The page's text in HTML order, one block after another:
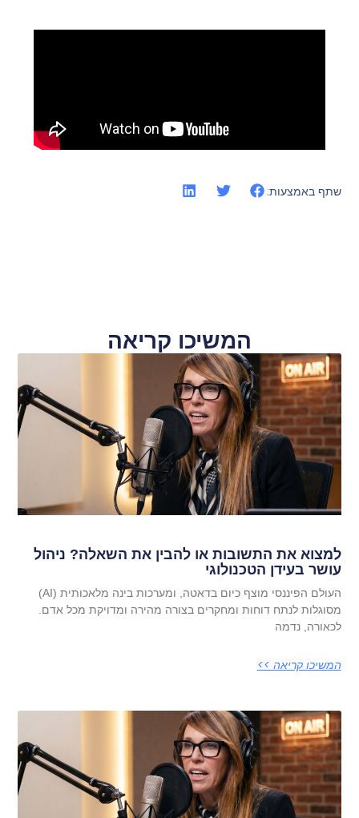
שתף באמצעות:
המשיכו קריאה
למצוא את התשובות או להבין את השאלה? ניהול
עושר בעידן הטכנולוגי
העולם הפיננסי מוצף כיום בדאטה, ומערכות בינה מלאכותית (AI)
מסוגלות לנתח דוחות ומחקרים בצורה מהירה ומדויקת מכל אדם.
לכאורה, נדמה
המשיכו קריאה >>